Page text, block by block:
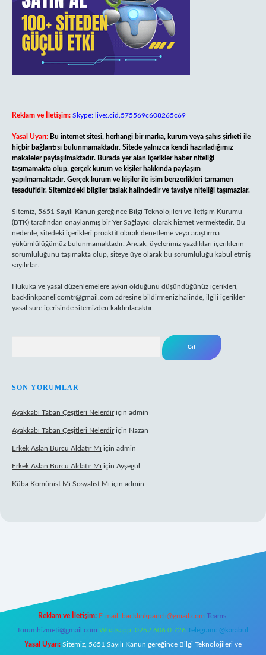
Reklam ve İletişim: Skype: live:.cid.575569c608265c69
Yasal Uyarı: Bu internet sitesi, herhangi bir marka, kurum veya şahıs şirketi ile
hiçbir bağlantısı bulunmamaktadır. Sitede yalnızca kendi hazırladığımız
makaleler paylaşılmaktadır. Burada yer alan içerikler haber niteliği
taşımamakta olup, gerçek kurum ve kişiler hakkında paylaşım
yapılmamaktadır. Gerçek kurum ve kişiler ile isim benzerlikleri tamamen
tesadüfidir. Sitemizdeki bilgiler taslak halindedir ve tavsiye niteliği taşımazlar.
Sitemiz, 5651 Sayılı Kanun gereğince Bilgi Teknolojileri ve İletişim Kurumu
(BTK) tarafından onaylanmış bir Yer Sağlayıcı olarak hizmet vermektedir. Bu
nedenle, sitedeki içerikleri proaktif olarak denetleme veya araştırma
yükümlülüğümüz bulunmamaktadır. Ancak, üyelerimiz yazdıkları içeriklerin
sorumluluğunu taşımakta olup, siteye üye olarak bu sorumluluğu kabul etmiş
sayılırlar.
Hukuka ve yasal düzenlemelere aykırı olduğunu düşündüğünüz içerikleri,
backlinkpanelicomtr@gmail.com adresine bildirmeniz halinde, ilgili içerikler
yasal süre içerisinde sitemizden kaldırılacaktır.
SON YORUMLAR
Ayakkabı Taban Çeşitleri Nelerdiriçin admin
Ayakkabı Taban Çeşitleri Nelerdiriçin Nazan
Erkek Aslan Burcu Aldatır Mı için admin
Erkek Aslan Burcu Aldatır Mı için Ayşegül
Küba Komünist Mi Sosyalist Mi için admin
Reklam ve İletişim: E-mail: backlinkpaneli@gmail.com Teams:
forumhizmeti@gmail.com Whatsapp: 0262 606 0 726 Telegram: @karabul
Yasal Uyarı: Sitemiz, 5651 Sayılı Kanun gereğince Bilgi Teknolojileri ve